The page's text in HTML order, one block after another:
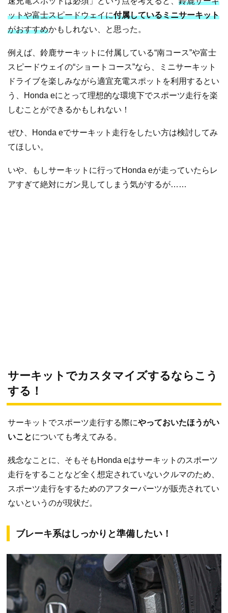
ットや富士スピードウェイに付属しているミニサーキット
がおすすめかもしれない、と思った。
例えば、鈴鹿サーキットに付属している“南コース”や富士
スピードウェイの“ショートコース”なら、ミニサーキット
ドライブを楽しみながら適宜充電スポットを利用するとい
う、Honda eにとって理想的な環境下でスポーツ走行を楽
しむことができるかもしれない！
ぜひ、Honda eでサーキット走行をしたい方は検討してみ
てほしい。
いや、もしサーキットに行ってHonda eが走っていたらレ
アすぎて絶対にガン見してしまう気がするが……
サーキットでカスタマイズするならこう
する！
サーキットでスポーツ走行する際にやっておいたほうがい
いことについても考えてみる。
残念なことに、そもそもHonda eはサーキットのスポーツ
走行をすることなど全く想定されていないクルマのため、
スポーツ走行をするためのアフターパーツが販売されてい
ないというのが現状だ。
ブレーキ系はしっかりと準備したい！